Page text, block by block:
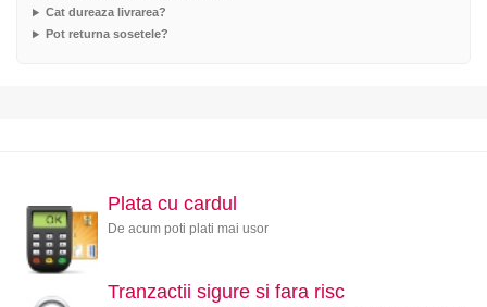
Cat dureaza livrarea?
Pot returna sosetele?
Plata cu cardul
De acum poti plati mai usor
Tranzactii sigure si fara risc